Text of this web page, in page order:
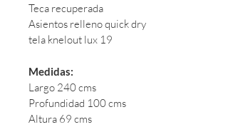
Teca recuperada
Asientos relleno quick dry
tela knelout lux 19
Medidas:
Largo 240 cms
Profundidad 100 cms
Altura 69 cms